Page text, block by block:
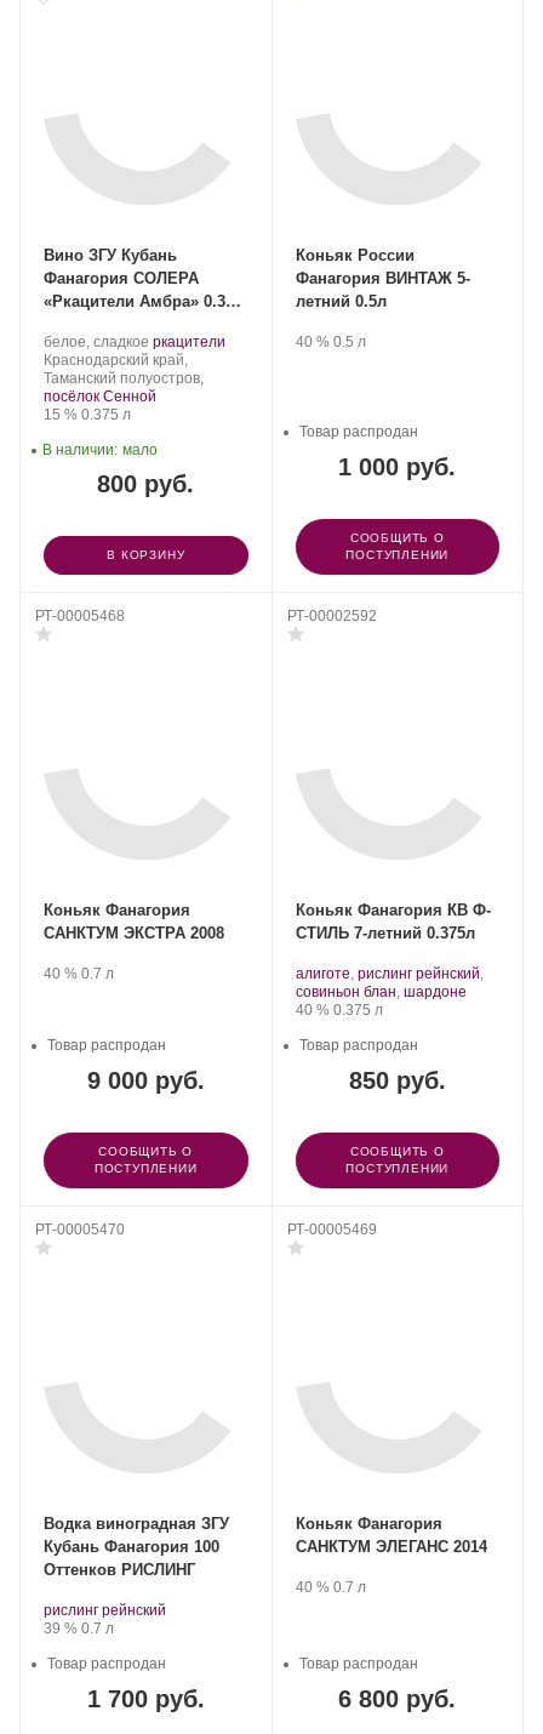
Вино ЗГУ Кубань
Фанагория СОЛЕРА
«Ркацители Амбра» 0.375
Производитель:
Фанагория.
белое, сладкое .
Сорт
винограда:
ркацители
Регион:
Краснодарский край,
Таманский полуостров,
посёлок Сенной
Крепость
15 %. Объем
0.375 л
800 руб.
В наличии: мало
В КОРЗИНУ
Коньяк России
Фанагория ВИНТАЖ 5-
летний 0.5л
Производитель:
.Крепость
40 %. Объем
0.5 л
1 000 руб.
Товар распродан
СООБЩИТЬ О
ПОСТУПЛЕНИИ
РТ-00005468
Коньяк Фанагория
САНКТУМ ЭКСТРА 2008
Производитель:
.Крепость
40 %. Объем
0.7 л
9 000 руб.
Товар распродан
СООБЩИТЬ О
ПОСТУПЛЕНИИ
РТ-00002592
Коньяк Фанагория КВ Ф-
СТИЛЬ 7-летний 0.375л
Производитель:
Фанагория.
.
Сорт
винограда:
алиготе, рислинг рейнский,
совиньон блан, шардоне.
Крепость
40 %. Объем
0.375 л
850 руб.
Товар распродан
СООБЩИТЬ О
ПОСТУПЛЕНИИ
РТ-00005470
Водка виноградная ЗГУ
Кубань Фанагория 100
Оттенков РИСЛИНГ
Производитель:
Фанагория.
.
Сорт
рислинг рейнский
Крепость
39 %. Объем
0.7 л
1 700 руб.
Товар распродан
РТ-00005469
Коньяк Фанагория
САНКТУМ ЭЛЕГАНС 2014
Производитель:
.Крепость
40 %. Объем
0.7 л
6 800 руб.
Товар распродан